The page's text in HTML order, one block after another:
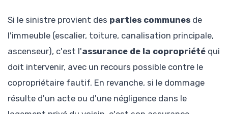
Si le sinistre provient des parties communes de
l'immeuble (escalier, toiture, canalisation principale,
ascenseur), c'est l'assurance de la copropriété qui
doit intervenir, avec un recours possible contre le
copropriétaire fautif. En revanche, si le dommage
résulte d'un acte ou d'une négligence dans le